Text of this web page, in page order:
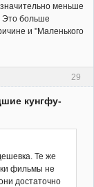
меньше
Это больше
и "Маленького
29
кунгфу-
Те же
фильмы не
достаточно